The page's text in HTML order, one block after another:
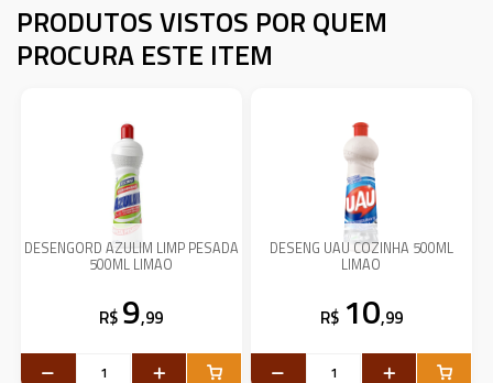
PRODUTOS VISTOS POR QUEM
PROCURA ESTE ITEM
DESENGORD AZULIM LIMP PESADA
500ML LIMAO
R$ 9,99
DESENG UAU COZINHA 500ML
LIMAO
R$ 10,99